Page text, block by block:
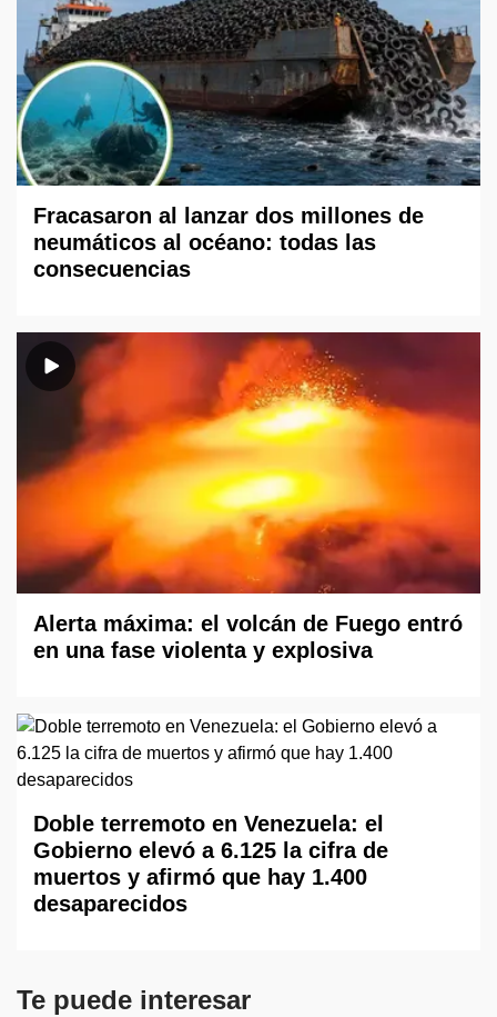
Fracasaron al lanzar dos millones de
neumáticos al océano: todas las
consecuencias
Alerta máxima: el volcán de Fuego entró
en una fase violenta y explosiva
Doble terremoto en Venezuela: el
Gobierno elevó a 6.125 la cifra de
muertos y afirmó que hay 1.400
desaparecidos
Te puede interesar